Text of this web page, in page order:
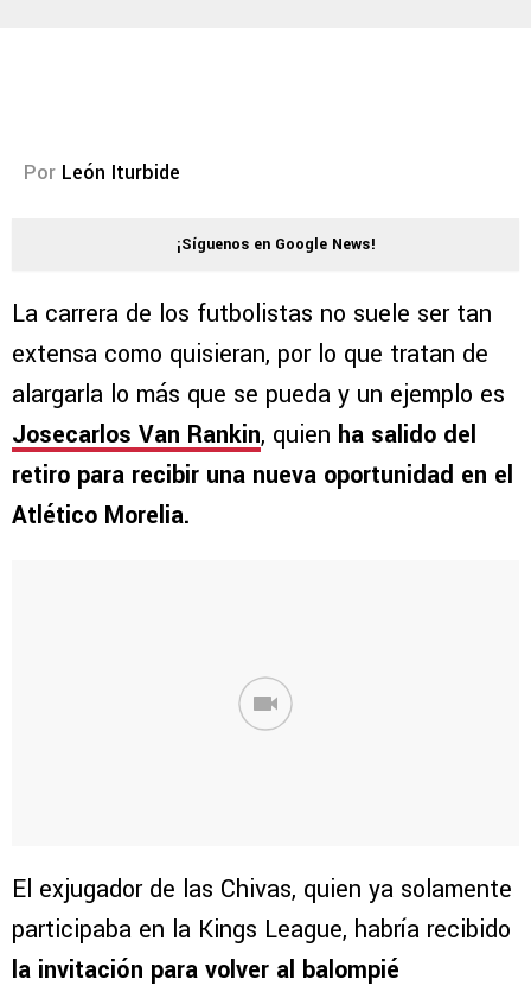
Por León Iturbide
¡Síguenos en Google News!
La carrera de los futbolistas no suele ser tan
extensa como quisieran, por lo que tratan de
alargarla lo más que se pueda y un ejemplo es
Josecarlos Van Rankin, quien ha salido del
retiro para recibir una nueva oportunidad en el
Atlético Morelia.
El exjugador de las Chivas, quien ya solamente
participaba en la Kings League, habría recibido
la invitación para volver al balompié